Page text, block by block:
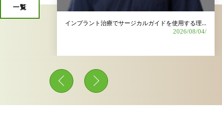
一覧
インプラント治療でサージカルガイドを使用する理由は？
2026/08/04/